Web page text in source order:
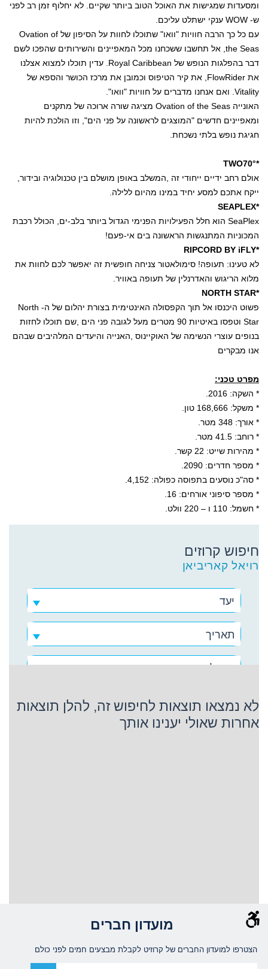
ומסעדות שמגישות את האוכל הטוב ביותר שקיים. לא יחלוף זמן רב לפני
ש- WOW ענקי ישתלט עליכם
עם כל כך הרבה חוויות "וואו" שתוכלו לחוות על הסיפון של Ovation of
the Seas , אל תחשבו ששכחנו מכל המאפיינים והשירותים שהפכו לשם
דבר בהפלגות הנופש של Royal Caribbean . עדין תוכלו למצוא אצלנו
את FlowRider , את קיר הטיפוס וכמובן את מרכז הכושר והספא של
Vitality . ואם אנחנו מדברים על חוויות "וואו".
האונייה Ovation of the Seas מציגה שורה ארוכה של מתקנים
ומאפיינים חדשים "המוצגים לראשונה על פני הים", וזו הולכת להיות
חגיגת נופש בלתי נשכחת.
TWO70°*
אולם רחב ידיים ייחודי זה
המשלב באופן מושלם בין טכנולוגיה ובידור
ייקח אתכם למסע יחיד במינו מהיום ללילה
SEAPLEX*
SeaPlex הוא חלל הפעילויות הפנימי הגדול ביותר בלב-ים, הכולל רכבת
המכוניות המתנגשות הראשונה בים אי-פעם!
RIPCORD BY iFLY*
לא טעינו: תעופה! סימולאטור צניחה חופשית זה יאפשר לכם לחוות את
מלוא הריגוש והאדרנלין של תעופה באוויר.
NORTH STAR*
פשוט היכנסו אל תוך הקפסולה האינטימית בצורת יהלום של ה- North
Star וטפסו באיטיות 90 מטרים מעל לגובה פני הים שם תוכלו לחזות
בנופים עוצרי הנשימה של האוקיינוס האנייה והיעדים המלהיבים שבהם
אנו מבקרים
מפרט טכני:
* השקה: 2016.
* משקל: 168,666 טון.
* אורך: 348 מטר.
* רוחב: 41.5 מטר.
* מהירות שייט: 22 קשר.
* מספר חדרים: 2090.
* סה"כ נוסעים בתפוסה כפולה: 4,152.
* מספר סיפוני אורחים: 16.
* חשמל: 110 ו
–
חיפוש קרוזים
רויאל קאריביאן
יעד
תאריך
רויאל קאריביאן
לא נמצאו תוצאות לחיפוש זה, להלן תוצאות
אחרות שאולי יענינו אותך
מועדון חברים
הצטרפו למועדון החברים של קרוזיט לקבלת מבצעים חמים לפני כולם